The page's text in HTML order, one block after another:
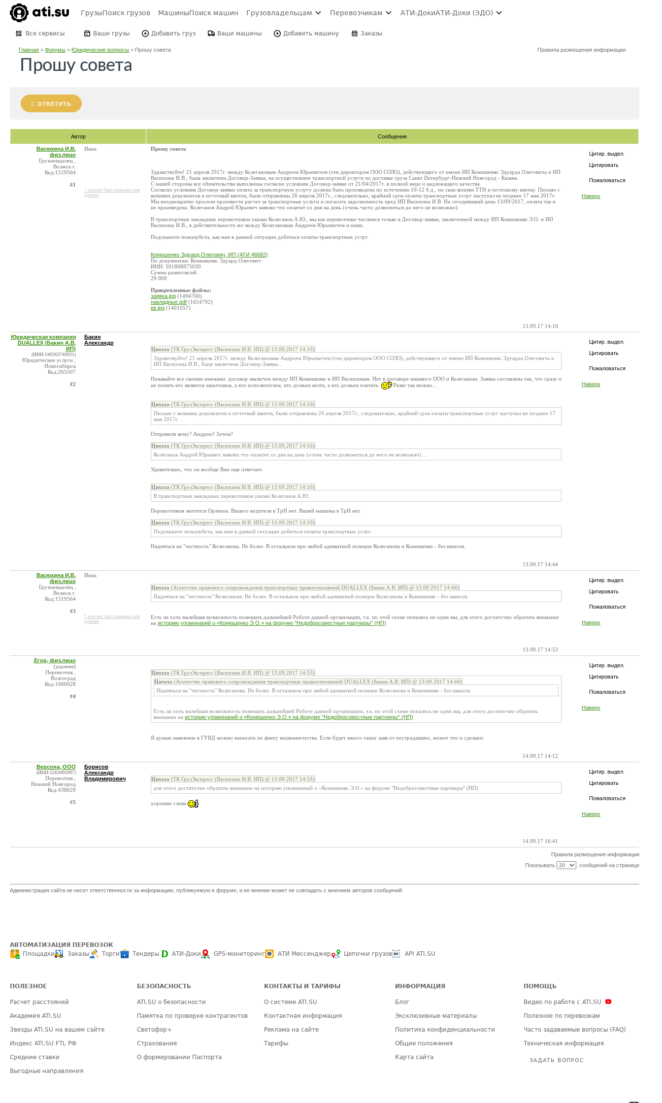
ГрузыПоиск грузов МашиныПоиск машин Грузовладельцам Перевозчикам АТИ-ДокиАТИ-Доки (ЭДО)
Все сервисы Ваши грузы Добавить груз Ваши машины Добавить машину Заказы
Главная >Форумы >Юридические вопросы > Прошу совета Правила размещения информации
Прошу совета
ОТВЕТИТЬ
Автор Сообщение
Цитир. выдел.
Цитировать
Пожаловаться
Наверх
Васюхина И.В.
физ.лицо
Грузовладелец ,
Волжск г.
Код:1519564
#1
Инна
* контакт был изменен или
удален
Прошу совета
Здравствуйте! 21 апреля 2017г. между Колегановым Андреем Юрьевичем (ген директором ООО СОЛО), действующего от имени ИП Конюшенко Эдуарда Олеговича и ИП
Васюхина И.В., была заключена Договор-Заявка, на осуществление транспортной услуги по доставке груза Санкт Петербург-Нижний Новгород - Казань.
С нашей стороны все обязательства выполнены согласно условиям Договор-заявке от 21/04/2017г. в полной мере и надлежащего качества.
Согласно условиям Договор-заявки оплата за транспортную услугу должна быть произведена по истечению 10-12 б.д., по скан копиям ТТН и почтовому квитку. Письмо с
копиями документов и почтовый квиток, были отправлены 26 апреля 2017г., следовательно, крайний срок оплаты транспортных услуг наступал не позднее 17 мая 2017г.
Мы неоднократно просили произвести расчет за транспортные услуги и погасить задолженность пред ИП Васюхина И.В. На сегодняшний день 13/09/2017, оплата так и
не произведена. Колеганов Андрей Юрьевич заявлял что оплатит со дня на день (очень часто дозвониться до него не возможно).
В транспортных накладных перевозчиком указан Колеганов А.Ю., мы как перевозчики числимся только в Договор-заявке, заключенной между ИП Конюшенко Э.О. и ИП
Васюхина И.В., в действительности же между Колегановым Андреем Юрьевичем и нами.
Подскажите пожалуйста, как нам в данной ситуации добиться оплаты транспортных услуг.
Конюшенко Эдуард Олегович, ИП (АТИ 46682)
По документам: Конюшенко Эдуард Олегович
ИНН: 501808875030
Сумма разногласий
29 000
Прикрепленные файлы:
заявка.jpg (1494700)
накладные.pdf (1654792)
кв.jpg (1401057)
13.09.17 14:10
Цитир. выдел.
Цитировать
Пожаловаться
Наверх
Юридическая компания
DUALLEX (Бакин А.В.
ИП)
(ИНН:540363749931)
Юридические услуги ,
Новосибирск
Код:265507
#2
Бакин
Александр
Цитата (ТК ГрузЭкспресс (Васюхина И.В. ИП) @ 13.09.2017 14:10)
Здравствуйте! 21 апреля 2017г. между Колегановым Андреем Юрьевичем (ген директором ООО СОЛО), действующего от имени ИП Конюшенко Эдуарда Олеговича и
ИП Васюхина И.В., была заключена Договор-Заявка...
Называйте все своими именами: договор заключен между ИП Конюшенко и ИП Васюхиным. Нет в договоре никакого ООО и Колеганова. Заявка составлена так, что сразу и
не понять кто является заказчиком, а кто исполнителем, кто должен везти, а кто должен платить.
Разве так можно...
Цитата (ТК ГрузЭкспресс (Васюхина И.В. ИП) @ 13.09.2017 14:10)
Письмо с копиями документов и почтовый квиток, были отправлены 26 апреля 2017г., следовательно, крайний срок оплаты транспортных услуг наступал не позднее 17
мая 2017г.
Отправили кому? Андрею? Зачем?
Цитата (ТК ГрузЭкспресс (Васюхина И.В. ИП) @ 13.09.2017 14:10)
Колеганов Андрей Юрьевич заявлял что оплатит со дня на день (очень часто дозвониться до него не возможно)....
Удивительно, что он вообще Вам еще отвечает.
Цитата (ТК ГрузЭкспресс (Васюхина И.В. ИП) @ 13.09.2017 14:10)
В транспортных накладных перевозчиком указан Колеганов А.Ю.
Перевозчиком значится Орленок. Вашего водителя в ТрН нет. Вашей машины в ТрН нет.
Цитата (ТК ГрузЭкспресс (Васюхина И.В. ИП) @ 13.09.2017 14:10)
Подскажите пожалуйста, как нам в данной ситуации добиться оплаты транспортных услуг.
Надеяться на "честность" Колеганова. Не более. В остальном при любой адекватной позиции Колеганова и Конюшенко - без шансов.
13.09.17 14:44
Цитир. выдел.
Цитировать
Пожаловаться
Наверх
Васюхина И.В.
физ.лицо
Грузовладелец ,
Волжск г.
Код:1519564
#3
Инна
* контакт был изменен или
удален
Цитата (Агентство правового сопровождения транспортных правоотношений DUALLEX (Бакин А.В. ИП) @ 13.09.2017 14:44)
Надеяться на "честность" Колеганова. Не более. В остальном при любой адекватной позиции Колеганова и Конюшенко - без шансов.
Есть ли хоть малейшая возможность помешать дальнейшей Роботе данной организации, т.к. по этой схеме попались не одни мы, для этого достаточно обратить внимание
на историю упоминаний о «Конюшенко Э.О.» на форуме "Недобросовестные партнеры" (НП)
13.09.17 14:53
Цитир. выдел.
Цитировать
Пожаловаться
Наверх
Егор, физ.лицо
(удалена)
Перевозчик ,
Волгоград
Код:1060028
#4
Цитата (ТК ГрузЭкспресс (Васюхина И.В. ИП) @ 13.09.2017 14:53)
Цитата (Агентство правового сопровождения транспортных правоотношений DUALLEX (Бакин А.В. ИП) @ 13.09.2017 14:44)
Надеяться на "честность" Колеганова. Не более. В остальном при любой адекватной позиции Колеганова и Конюшенко - без шансов.
Есть ли хоть малейшая возможность помешать дальнейшей Роботе данной организации, т.к. по этой схеме попались не одни мы, для этого достаточно обратить
внимание на историю упоминаний о «Конюшенко Э.О.» на форуме "Недобросовестные партнеры" (НП)
Я думаю заявление в ГУВД можно написать по факту мошенничества. Если будет много таких заяв от пострадавших, может что и сделают.
14.09.17 14:12
Цитир. выдел.
Цитировать
Пожаловаться
Наверх
Версона, ООО
(ИНН:5263095097)
Перевозчик ,
Нижний Новгород
Код:438028
#5
Борисов
Александр
Владимирович
Цитата (ТК ГрузЭкспресс (Васюхина И.В. ИП) @ 13.09.2017 14:53)
для этого достаточно обратить внимание на историю упоминаний о «Конюшенко Э.О.» на форуме "Недобросовестные партнеры" (НП)
хорошие слова
14.09.17 16:41
Правила размещения информации
Показывать
сообщений на странице
Администрация сайта не несет ответственности за информацию, публикуемую в форуме, и ее мнение может не совпадать с мнением авторов сообщений.
АВТОМАТИЗАЦИЯ ПЕРЕВОЗОК
Площадки
Заказы Торги Тендеры АТИ-Доки GPS-мониторинг АТИ Мессенджер Цепочки грузов API ATI.SU
ПОЛЕЗНОЕ
Расчет расстояний
Академия ATI.SU
Звезды ATI.SU на вашем сайте
Индекс ATI.SU FTL РФ
Средние ставки
Выгодные направления
БЕЗОПАСНОСТЬ
ATI.SU о безопасности
Памятка по проверке контрагентов
Светофор+
Страхование
О формировании Паспорта
КОНТАКТЫ И ТАРИФЫ
О системе ATI.SU
Контактная информация
Реклама на сайте
Тарифы
ИНФОРМАЦИЯ
Блог
Эксклюзивные материалы
Политика конфиденциальности
Общие положения
Карта сайта
ПОМОЩЬ
Видео по работе с ATI.SU
Полезное по перевозкам
Часто задаваемые вопросы (FAQ)
Техническая информация
ЗАДАТЬ ВОПРОС